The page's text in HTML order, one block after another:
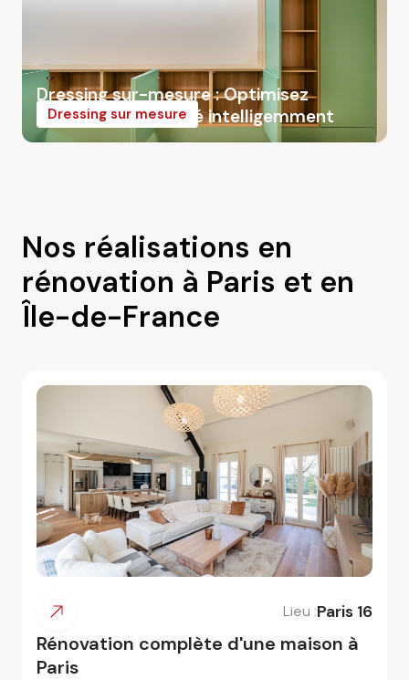
Dressing sur mesure
Dressing sur-mesure : Optimisez
chaque mètre carré intelligemment
Nos réalisations en
rénovation à Paris et en
Île-de-France
Lieu :Paris 16
Rénovation complète d'une maison à
Paris